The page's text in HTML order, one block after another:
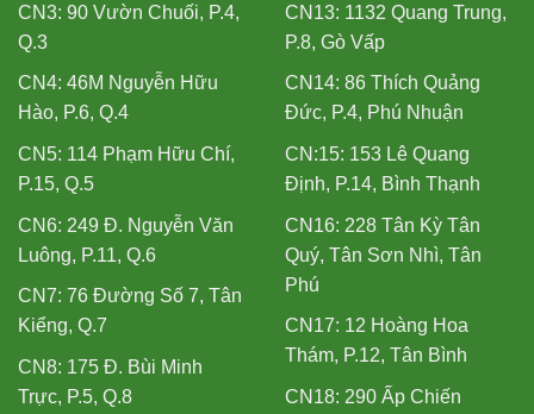
CN3: 90 Vườn Chuối, P.4,
Q.3
CN4: 46M Nguyễn Hữu
Hào, P.6, Q.4
CN5: 114 Phạm Hữu Chí,
P.15, Q.5
CN6: 249 Đ. Nguyễn Văn
Luông, P.11, Q.6
CN7: 76 Đường Số 7, Tân
Kiểng, Q.7
CN8: 175 Đ. Bùi Minh
Trực, P.5, Q.8
CN13: 1132 Quang Trung,
P.8, Gò Vấp
CN14: 86 Thích Quảng
Đức, P.4, Phú Nhuận
CN:15: 153 Lê Quang
Định, P.14, Bình Thạnh
CN16: 228 Tân Kỳ Tân
Quý, Tân Sơn Nhì, Tân
Phú
CN17: 12 Hoàng Hoa
Thám, P.12, Tân Bình
CN18: 290 Ấp Chiến